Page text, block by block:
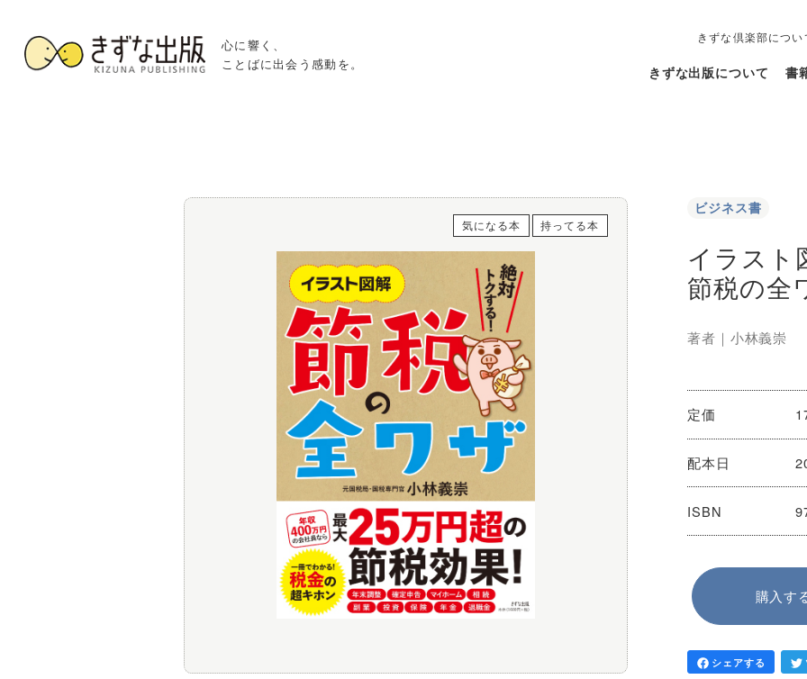
心に響く、
ことばに出会う感動を。
きずな倶楽部につい
きずな出版について 書
気になる本 持ってる本
ビジネス書
イラスト
節税の全
著者｜ 小林義崇
定価
配本日
ISBN
購入す
シェアする